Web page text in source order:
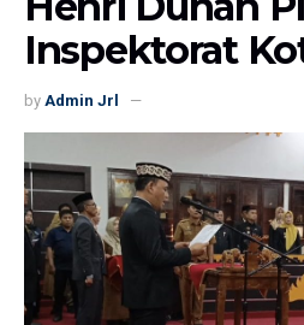
Inspektorat
by Admin Jrl